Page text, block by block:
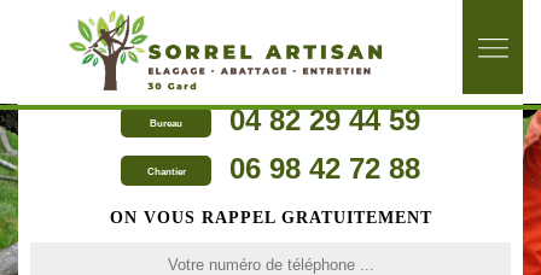
Bureau 04 82 29 44 59
Chantier 06 98 42 72 88
ON VOUS RAPPEL GRATUITEMENT